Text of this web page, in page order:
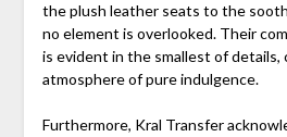
the plush leather seats to the
no element is overlooked. Their
is evident in the smallest of details,
atmosphere of pure indulgence.
Furthermore, Kral Transfer